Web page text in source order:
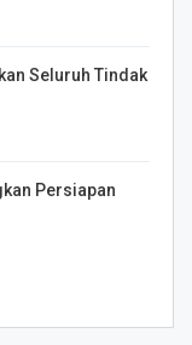
Seluruh Tindak
Persiapan